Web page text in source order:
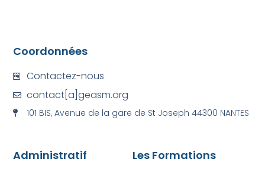
Les Formations
Administratif
Coordonnées
Contactez-nous
contact[a]geasm.org
101 BIS, Avenue de la gare de St Joseph 44300 NANTES